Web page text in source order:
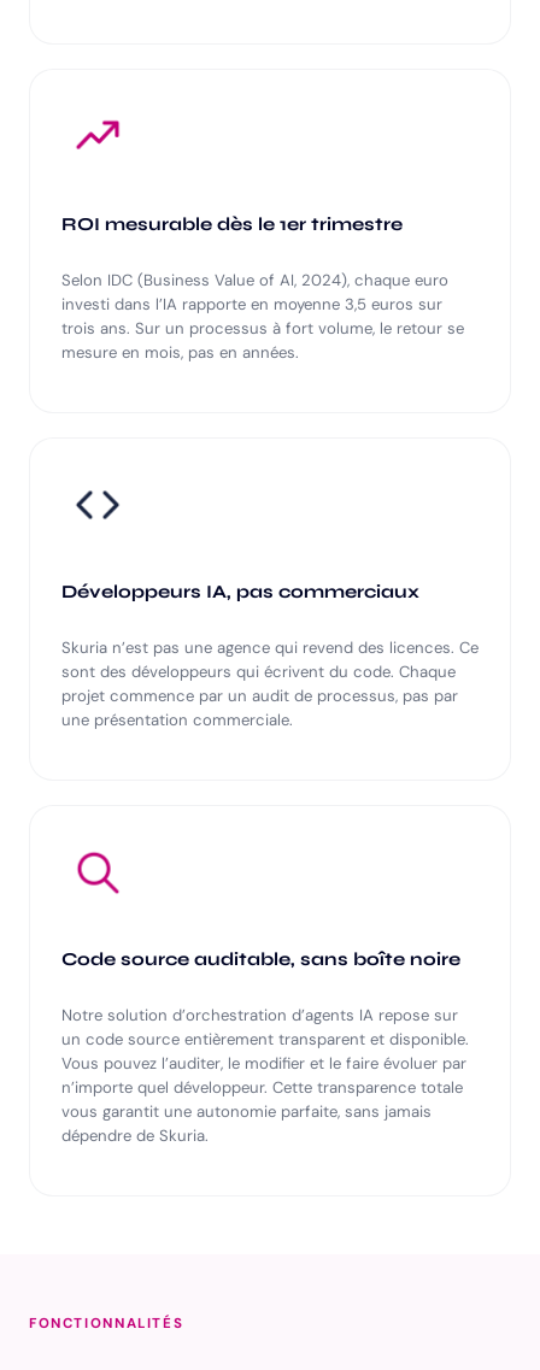
ROI mesurable dès le 1er trimestre
Selon IDC (Business Value of AI, 2024), chaque euro
investi dans l’IA rapporte en moyenne 3,5 euros sur
trois ans. Sur un processus à fort volume, le retour se
mesure en mois, pas en années.
Développeurs IA, pas commerciaux
Skuria n’est pas une agence qui revend des licences. Ce
sont des développeurs qui écrivent du code. Chaque
projet commence par un audit de processus, pas par
une présentation commerciale.
Code source auditable, sans boîte noire
Notre solution d’orchestration d’agents IA repose sur
un code source entièrement transparent et disponible.
Vous pouvez l’auditer, le modifier et le faire évoluer par
n’importe quel développeur. Cette transparence totale
vous garantit une autonomie parfaite, sans jamais
dépendre de Skuria.
FONCTIONNALITÉS